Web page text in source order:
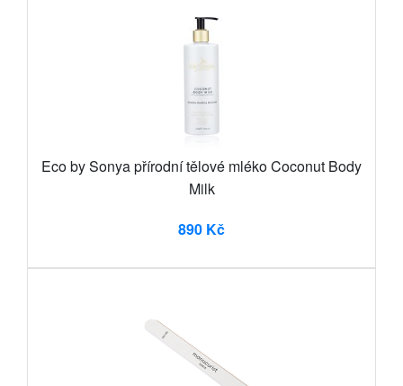
Eco by Sonya přírodní tělové mléko Coconut Body
Milk
890 Kč